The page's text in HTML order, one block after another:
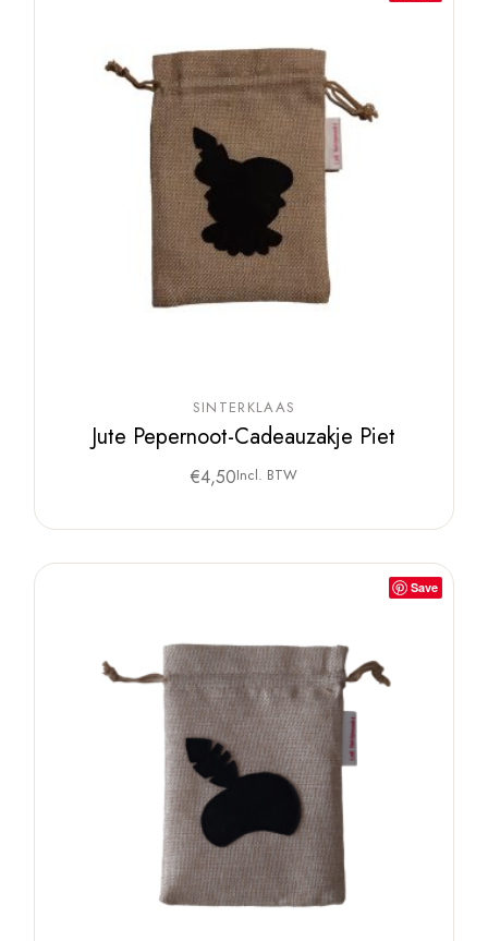
SINTERKLAAS
Jute Pepernoot-Cadeauzakje Piet
€4,50Incl. BTW
Save